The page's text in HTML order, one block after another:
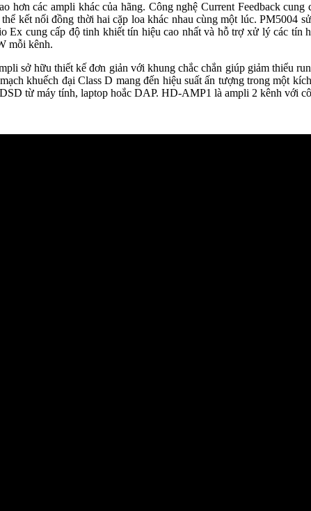
hơn các ampli khác của hãng. Công nghệ Current Feedback
kết nối đồng thời hai cặp loa khác nhau cùng một lúc. PM5004
Ex cung cấp độ tinh khiết tín hiệu cao nhất và hỗ trợ xử lý các
mỗi kênh.
sở hữu thiết kế đơn giản với khung chắc chắn giúp giảm thiểu
khuếch đại Class D mang đến hiệu suất ấn tượng trong một
từ máy tính, laptop hoắc DAP. HD-AMP1 là ampli 2 kênh với